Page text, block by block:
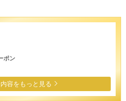
ポン
容をもっと見る